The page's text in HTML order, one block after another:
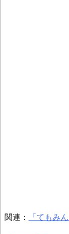
関連： 「てもみ